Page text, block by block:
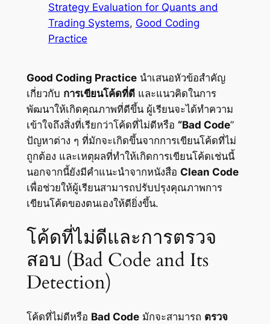
Strategy Evaluation for Quants and
Trading Systems, Good Coding
Practice
Good Coding Practiceนำเสนอหัวข้อสำคัญ
เกี่ยวกับ การเขียนโค้ดที่ดีและแนวคิดในการ
พัฒนาให้เกิดคุณภาพที่ดีขึ้น ผู้เรียนจะได้ทำความ
เข้าใจถึงสิ่งที่เรียกว่าโค้ดที่ไม่ดีหรือ “Bad Code”
ปัญหาต่าง ๆ ที่มักจะเกิดขึ้นจากการเขียนโค้ดที่ไม่
ถูกต้อง และเหตุผลที่ทำให้เกิดการเขียนโค้ดเช่นนี้
นอกจากนี้ยังมีคำแนะนำจากหนังสือ Clean Code
เพื่อช่วยให้ผู้เรียนสามารถปรับปรุงคุณภาพการ
เขียนโค้ดของตนเองให้ดียิ่งขึ้น.
โค้ดที่ไม่ดีและการตรวจ
สอบ (Bad Code and Its
Detection)
โค้ดที่ไม่ดีหรือ Bad Codeมักจะสามารถ ตรวจ